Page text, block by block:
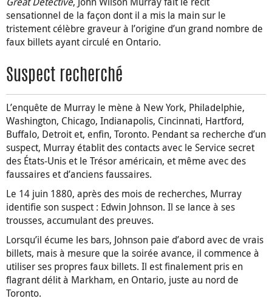
sensationnel de la façon dont il a mis la main sur le
tristement célèbre graveur à l’origine d’un grand nombre de
faux billets ayant circulé en Ontario.
Suspect recherché
L’enquête de Murray le mène à New York, Philadelphie,
Washington, Chicago, Indianapolis, Cincinnati, Hartford,
Buffalo, Detroit et, enfin, Toronto. Pendant sa recherche d’un
suspect, Murray établit des contacts avec le Service secret
des États-Unis et le Trésor américain, et même avec des
faussaires et d’anciens faussaires.
Le 14 juin 1880, après des mois de recherches, Murray
identifie son suspect : Edwin Johnson. Il se lance à ses
trousses, accumulant des preuves.
Lorsqu’il écume les bars, Johnson paie d’abord avec de vrais
billets, mais à mesure que la soirée avance, il commence à
utiliser ses propres faux billets. Il est finalement pris en
flagrant délit à Markham, en Ontario, juste au nord de
Toronto.